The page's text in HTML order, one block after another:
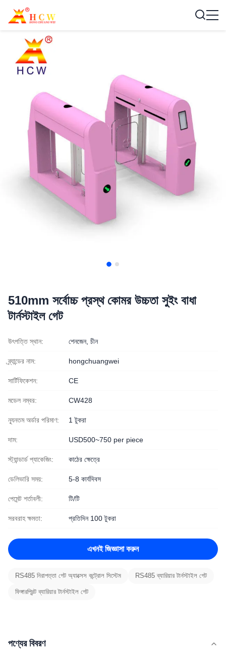
510mm সর্বোচ্চ প্রস্থ কোমর উচ্চতা সুইং বাধা
টার্নস্টাইল গেট
উৎপত্তি স্থান: শেনজেন, চীন
ব্র্যান্ডের নাম: hongchuangwei
সার্টিফিকেশন: CE
মডেল নম্বর: CW428
ন্যূনতম অর্ডার পরিমাণ: 1 টুকরা
দাম: USD500~750 per piece
স্ট্যান্ডার্ড প্যাকেজিং: কাঠের ক্ষেত্রে
ডেলিভারি সময়: 5-8 কার্যদিবস
পেমেন্ট শর্তাবলী: টি/টি
সরবরাহ ক্ষমতা: প্রতিদিন 100 টুকরা
এখনই জিজ্ঞাসা করুন
RS485 নিরাপত্তা গেট অ্যাক্সেস কন্ট্রোল সিস্টেম RS485 ব্যারিয়ার টার্নস্টাইল গেট
ফিঙ্গারপ্রিন্ট ব্যারিয়ার টার্নস্টাইল গেট
পণ্যের বিবরণ